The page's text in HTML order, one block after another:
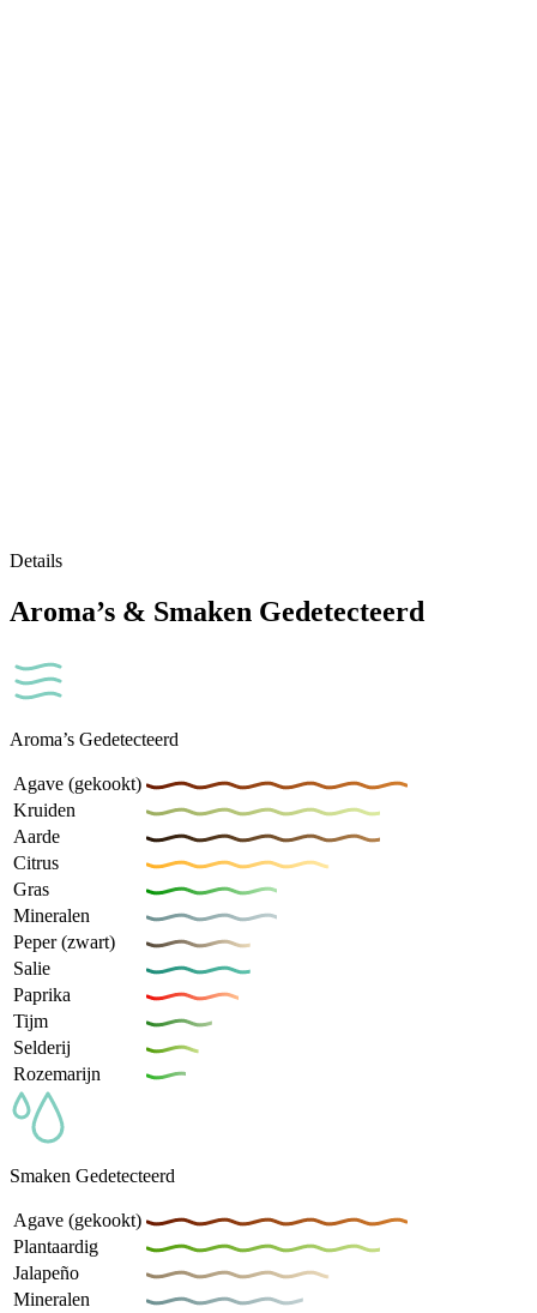
Details
Aroma’s & Smaken Gedetecteerd
Aroma’s Gedetecteerd
Agave (gekookt)
Kruiden
Aarde
Citrus
Gras
Mineralen
Peper (zwart)
Salie
Paprika
Tijm
Selderij
Rozemarijn
Smaken Gedetecteerd
Agave (gekookt)
Plantaardig
Jalapeño
Mineralen